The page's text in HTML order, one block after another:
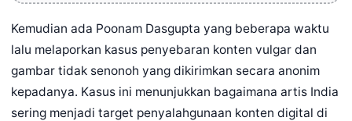
Kemudian ada Poonam Dasgupta yang beberapa waktu
lalu melaporkan kasus penyebaran konten vulgar dan
gambar tidak senonoh yang dikirimkan secara anonim
kepadanya. Kasus ini menunjukkan bagaimana artis India
sering menjadi target penyalahgunaan konten digital di